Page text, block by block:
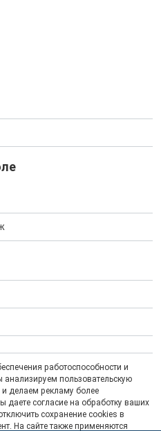
работоспособности и
пользовательскую
и делаем рекламу более
даете согласие на обработку ваших
сохранение cookies в
На сайте также применяются